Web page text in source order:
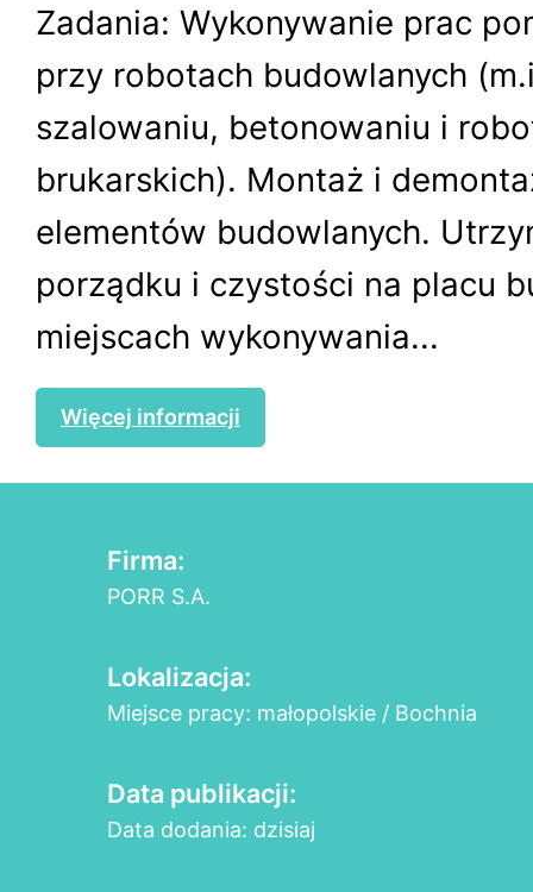
Zadania: Wykonywanie prac
przy robotach budowlanych
szalowaniu, betonowaniu i
brukarskich). Montaż i
elementów budowlanych.
porządku i czystości na placu
miejscach wykonywania...
Więcej informacji
Firma:
PORR S.A.
Lokalizacja:
Miejsce pracy: małopolskie / Bochnia
Data publikacji:
Data dodania: dzisiaj